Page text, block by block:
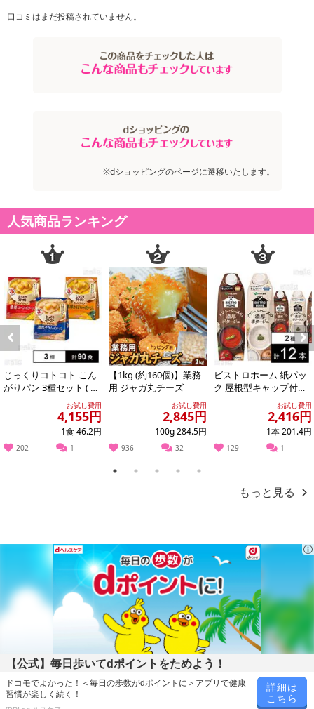
数々のメディアに出演し、幅広い活動をされている中国料理の有名
・原産国（最終加工地）：日本
口コミはまだ投稿されていません。
※dショッピングのページに遷移いたします。
人気商品ランキング
Previous
じっくりコトコト こん
がりパン 3種セット ( 濃
厚コーンポタージュ /
お試し費用
4,155円
1食 46.2円
202 1
【1kg (約160個)】業務
用 ジャガ丸チーズ
お試し費用
2,845円
100g 284.5円
936 32
ビストロホーム 紙パッ
ク 屋根型キャップ付容
器 1000mlトマトポター
お試し費用
2,416円
1本 201.4円
129 1
Next
1 2 3 4 5
もっと見る
【公式】毎日歩いてdポイントをためよう！
ドコモでよかった！＜毎日の歩数がdポイントに＞アプリで健康
習慣が楽しく続く！
詳細は
こちら